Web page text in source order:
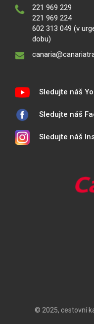
221 969 229
221 969 224
602 313 049 (v
dobu)
Sledujte náš
Sledujte náš
Sledujte náš
© 2025, cestovní